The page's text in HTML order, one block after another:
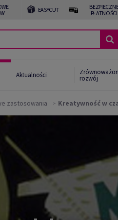
EASYCUT
PŁATNOŚCI
Aktualności rozwój
zastosowania Kreatywność w